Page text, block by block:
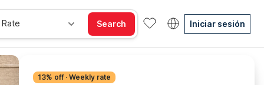
Search Iniciar sesión
13% off · Weekly rate